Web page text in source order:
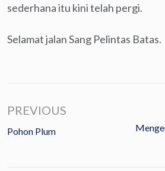
sederhana itu kini telah pergi.
Selamat jalan Sang Pelintas Batas.
PREVIOUS
Pohon Plum